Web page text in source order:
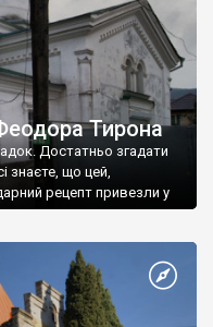
Тирона
Достатньо згадати
знаєте, що цей,
рецепт привезли у